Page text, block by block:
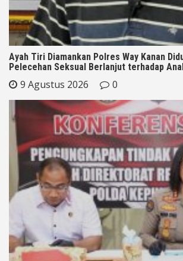
Ayah Tiri Diamankan Polres Way Kanan
Pelecehan Seksual Berlanjut terhadap
9 Agustus 2026 0